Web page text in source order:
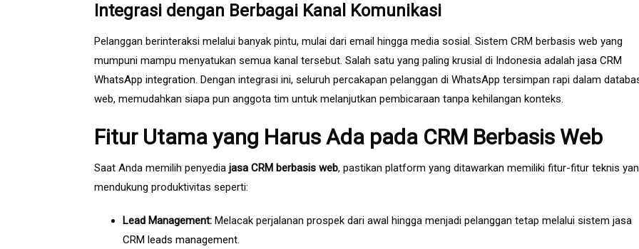
Integrasi dengan Berbagai Kanal Komunikasi
Pelanggan berinteraksi melalui banyak pintu, mulai dari email hingga media sosial. Sistem CRM berbasis web yang
mumpuni mampu menyatukan semua kanal tersebut. Salah satu yang paling krusial di Indonesia adalah jasa CRM
WhatsApp integration. Dengan integrasi ini, seluruh percakapan pelanggan di WhatsApp tersimpan rapi dalam
web, memudahkan siapa pun anggota tim untuk melanjutkan pembicaraan tanpa kehilangan konteks.
Fitur Utama yang Harus Ada pada CRM Berbasis Web
Saat Anda memilih penyedia jasa CRM berbasis web, pastikan platform yang ditawarkan memiliki fitur-fitur teknis
mendukung produktivitas seperti:
Lead Management: Melacak perjalanan prospek dari awal hingga menjadi pelanggan tetap melalui sistem jasa
CRM leads management.